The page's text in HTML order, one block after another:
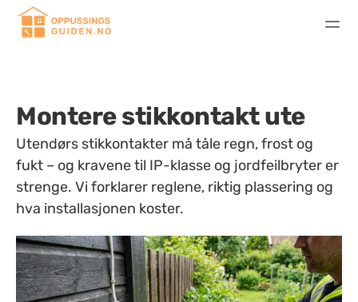
Montere stikkontakt ute
Utendørs stikkontakter må tåle regn, frost og
fukt – og kravene til IP-klasse og jordfeilbryter er
strenge. Vi forklarer reglene, riktig plassering og
hva installasjonen koster.